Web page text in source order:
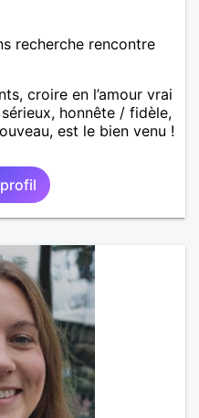
recherche rencontre
croire en l’amour vrai
honnête / fidèle,
est le bien venu !